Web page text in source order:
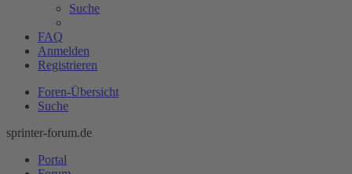
Suche
FAQ
Anmelden
Registrieren
Foren-Übersicht
Suche
sprinter-forum.de
Portal